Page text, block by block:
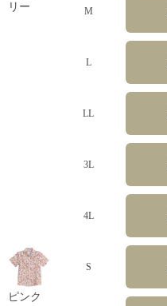
リー
M
L
LL
3L
4L
ピンク
S